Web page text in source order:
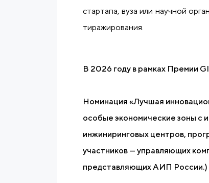
стартапа, вуза или научной
тиражирования.
В 2026 году в рамках Премии
Номинация «Лучшая
особые экономические зоны с
инжиниринговых центров,
участников — управляющих
представляющих АИП России.)